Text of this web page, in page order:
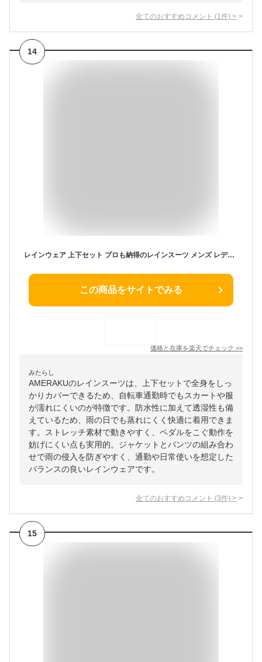
全てのおすすめコメント (1 件) >
14
レインウェア 上下セット プロも納得のレインスーツ メンズ レディース 自転車 通学 レインコート ゴルフ 登山 透湿 防水 ストレッチ レインパンツ・ジャケット カッパ 雨合羽 雨具 AMERAKU アメラク NN25NSRA06M
この商品をサイトでみる
価格と在庫を楽天でチェック >>
みたらし
AMERAKUのレインスーツは、上下セットで全身をしっ
かりカバーできるため、自転車通勤時でもスカートや服
が濡れにくいのが特徴です。防水性に加えて透湿性も備
えているため、雨の日でも蒸れにくく快適に着用できま
す。ストレッチ素材で動きやすく、ペダルをこぐ動作を
妨げにくい点も実用的。ジャケットとパンツの組み合わ
せで雨の侵入を防ぎやすく、通勤や日常使いを想定した
バランスの良いレインウェアです。
全てのおすすめコメント (3件) >
15